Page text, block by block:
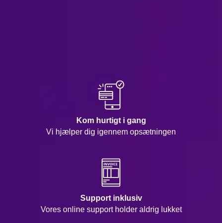
Kom hurtigt i gang
Vi hjælper dig igennem opsætningen
Support inklusiv
Vores online support holder aldrig lukket